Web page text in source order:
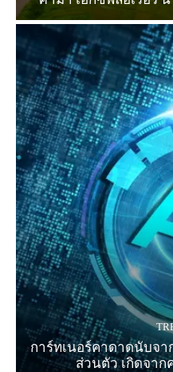
การ์ทเนอร์คาดาดนับจา
ส่วนตัว เกิดจาก